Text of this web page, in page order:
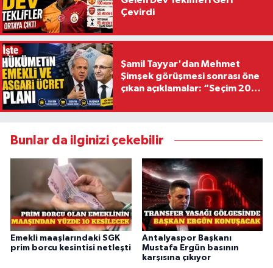
Çevirdi
Şamil Tayyar'dan Mehmet
Şimşek görüşmesi sonrası öne
çıkan açıklamalar: “Seçim 2028
Bunlar da ilginizi çekebilir
Emekli maaşlarındaki SGK
prim borcu kesintisi netleşti
Antalyaspor Başkanı
Mustafa Ergün basının
karşısına çıkıyor